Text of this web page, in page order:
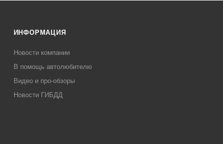
ИНФОРМАЦИЯ
Новости компании
В помощь автолюбителю
Видео и про-обзоры
Новости ГИБДД